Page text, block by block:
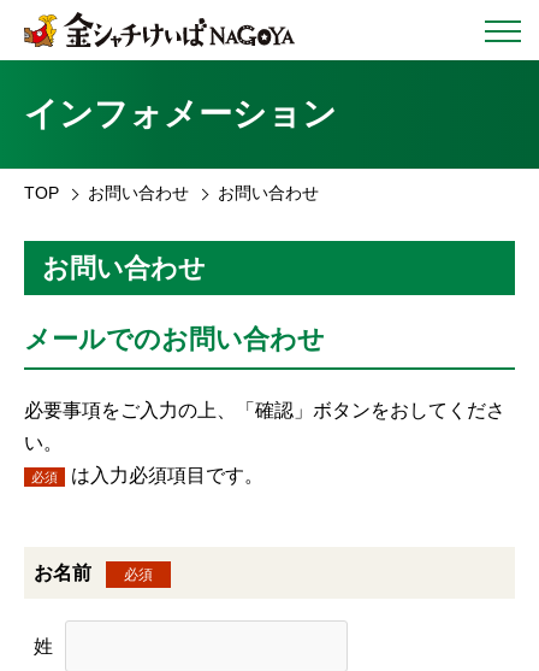
インフォメーション
TOP お問い合わせ お問い合わせ
お問い合わせ
メールでのお問い合わせ
必要事項をご入力の上、「確認」ボタンをおしてくださ
い。
必須 は入力必須項目です。
お名前 必須
姓